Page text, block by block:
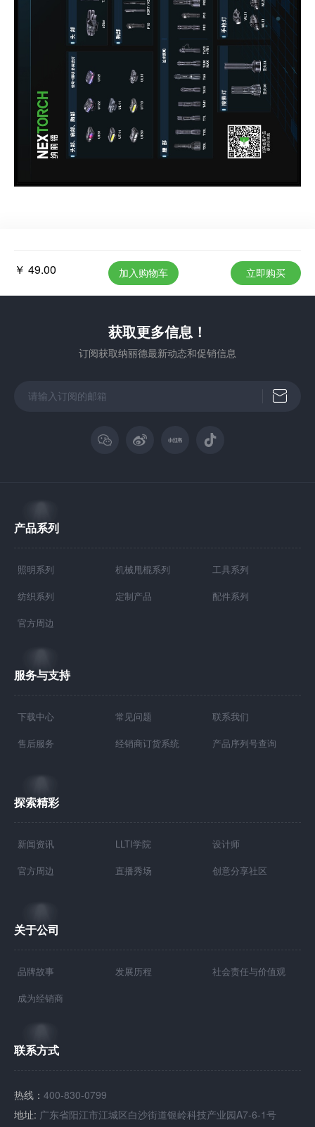
￥ 49.00 加入购物车 立即购买
获取更多信息！
订阅获取纳丽德最新动态和促销信息
产品系列
照明系列 机械甩棍系列 工具系列
纺织系列 定制产品 配件系列
官方周边
服务与支持
下载中心 常见问题 联系我们
售后服务 经销商订货系统 产品序列号查询
探索精彩
新闻资讯 LLTI学院 设计师
官方周边 直播秀场 创意分享社区
关于公司
品牌故事 发展历程 社会责任与价值观
成为经销商
联系方式
热线： 400-830-0799
地址: 广东省阳江市江城区白沙街道银岭科技产业园A7-6-1号